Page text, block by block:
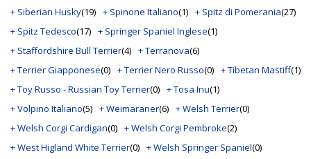
+ Siberian Husky(19) + Spinone Italiano(1) + Spitz di Pomerania(27)
+ Spitz Tedesco(17) + Springer Spaniel Inglese(1)
+ Staffordshire Bull Terrier(4) + Terranova(6)
+ Terrier Giapponese(0) + Terrier Nero Russo(0) + Tibetan Mastiff(1)
+ Toy Russo - Russian Toy Terrier(0) + Tosa Inu(1)
+ Volpino Italiano(5) + Weimaraner(6) + Welsh Terrier(0)
+ Welsh Corgi Cardigan(0) + Welsh Corgi Pembroke(2)
+ West Higland White Terrier(0) + Welsh Springer Spaniel(0)